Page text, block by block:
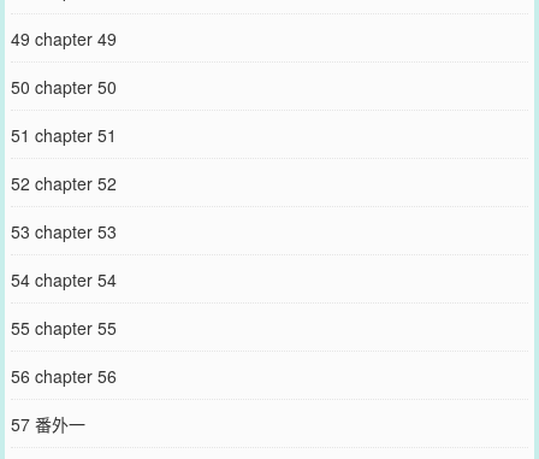
49 chapter 49
50 chapter 50
51 chapter 51
52 chapter 52
53 chapter 53
54 chapter 54
55 chapter 55
56 chapter 56
57 番外一